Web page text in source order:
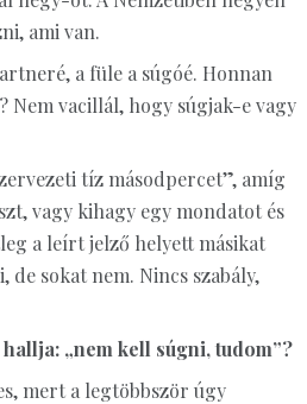
ami van.
a füle a súgóé. Honnan
vacillál, hogy súgjak-e vagy
tíz másodpercet”, amíg
vagy kihagy egy mondatot és
a leírt jelző helyett másikat
sokat nem. Nincs szabály,
„nem kell súgni, tudom”?
mert a legtöbbször úgy